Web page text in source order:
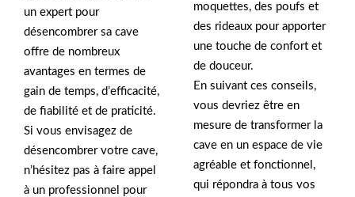
un expert pour
désencombrer sa cave
offre de nombreux
avantages en termes de
gain de temps, d’efficacité,
de fiabilité et de praticité.
Si vous envisagez de
désencombrer votre cave,
n’hésitez pas à faire appel
à un professionnel pour
moquettes, des poufs et
des rideaux pour apporter
une touche de confort et
de douceur.
En suivant ces conseils,
vous devriez être en
mesure de transformer la
cave en un espace de vie
agréable et fonctionnel,
qui répondra à tous vos